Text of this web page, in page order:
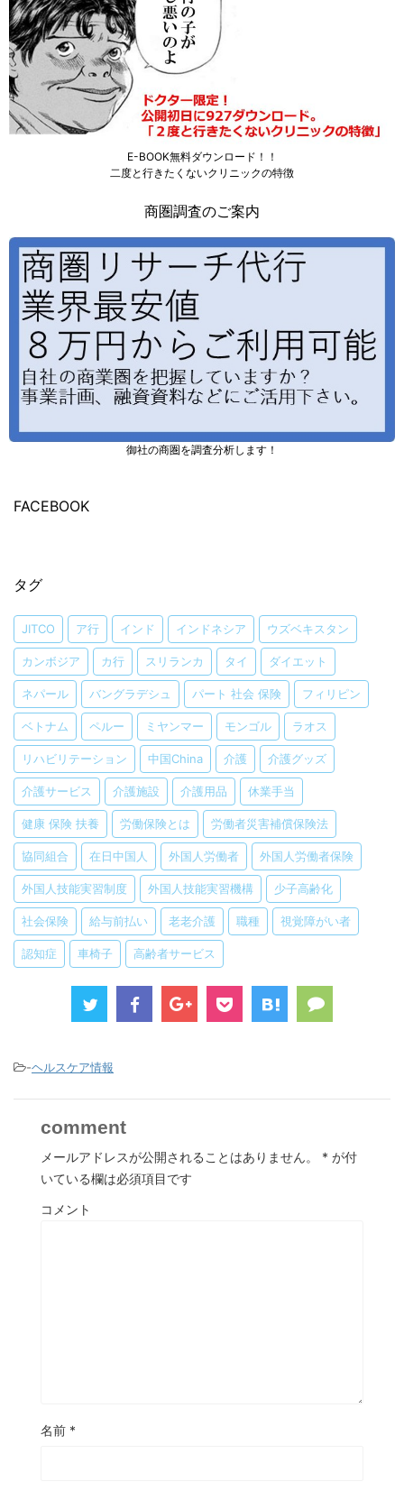
E-BOOK無料ダウンロード！！
二度と行きたくないクリニックの特徴
商圏調査のご案内
御社の商圏を調査分析します！
FACEBOOK
タグ
JITCO ア行 インド インドネシア ウズベキスタン
カンボジア カ行 スリランカ タイ ダイエット
ネパール バングラデシュ パート 社会 保険 フィリピン
ベトナム ペルー ミヤンマー モンゴル ラオス
リハビリテーション 中国China 介護 介護グッズ
介護サービス 介護施設 介護用品 休業手当
健康 保険 扶養 労働保険とは 労働者災害補償保険法
協同組合 在日中国人 外国人労働者 外国人労働者保険
外国人技能実習制度 外国人技能実習機構 少子高齢化
社会保険 給与前払い 老老介護 職種 視覚障がい者
認知症 車椅子 高齢者サービス
-ヘルスケア情報
comment
メールアドレスが公開されることはありません。 * が付
いている欄は必須項目です
コメント
名前 *